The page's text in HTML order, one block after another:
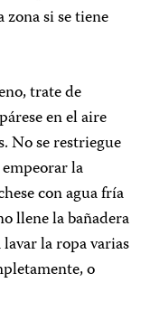
si se tiene
trate de
en el aire
No se restriegue
la
con agua fría
llene la bañadera
la ropa varias
o